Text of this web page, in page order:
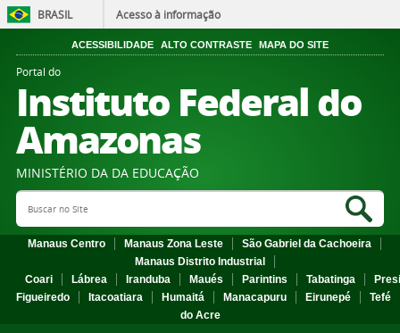
BRASIL Acesso à informação
ACESSIBILIDADE ALTO CONTRASTE MAPA DO SITE
Portal do
Instituto Federal do
Amazonas
MINISTÉRIO DA DA EDUCAÇÃO
Search Site
Manaus Centro Manaus Zona Leste
São Gabriel da Cachoeira
Manaus Distrito Industrial
Coari
Lábrea Iranduba Maués Parintins Tabatinga
Figueiredo
Itacoatiara Humaitá Manacapuru Eirunepé
Tefé
do Acre